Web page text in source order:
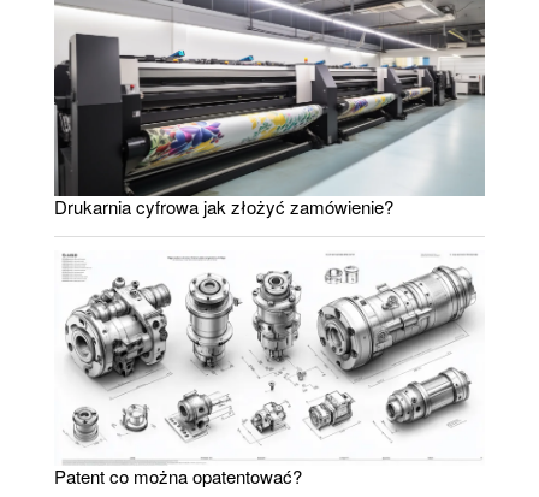
Drukarnia cyfrowa jak złożyć zamówienie?
Patent co można opatentować?